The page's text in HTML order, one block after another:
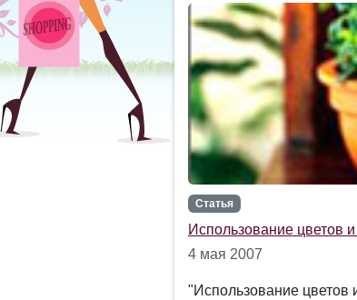
Статья
Использование цветов
4 мая 2007
"Использование цветов